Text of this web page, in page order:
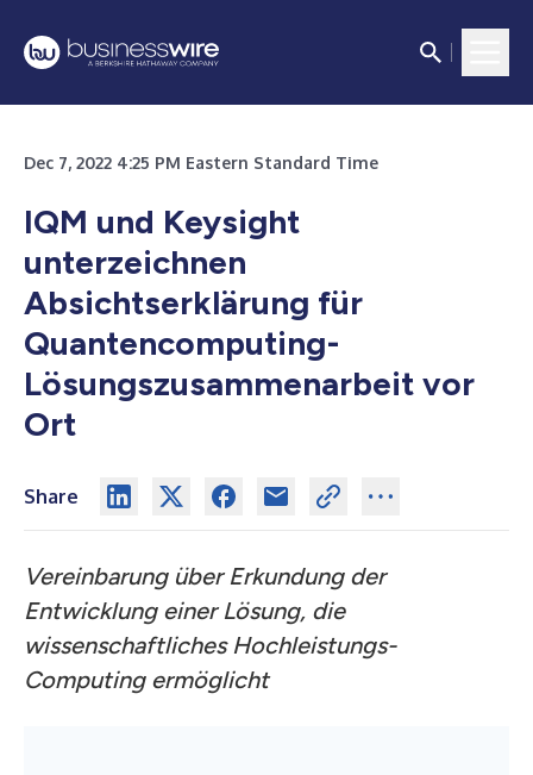
Dec 7, 2022 4:25 PM Eastern Standard Time
IQM und Keysight
unterzeichnen
Absichtserklärung für
Quantencomputing-
Lösungszusammenarbeit vor
Ort
Share
Vereinbarung über Erkundung der
Entwicklung einer Lösung, die
wissenschaftliches Hochleistungs-
Computing ermöglicht